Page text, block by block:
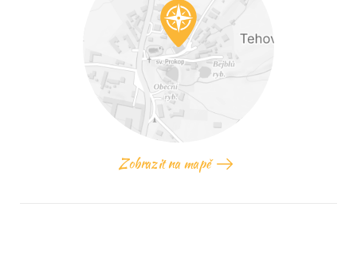
Zobrazit na mapě